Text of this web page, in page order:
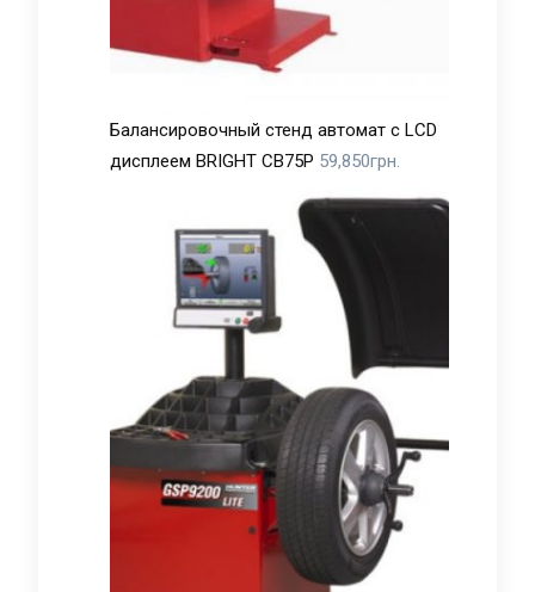
Балансировочный стенд автомат с LCD
дисплеем BRIGHT CB75P 59,850грн.